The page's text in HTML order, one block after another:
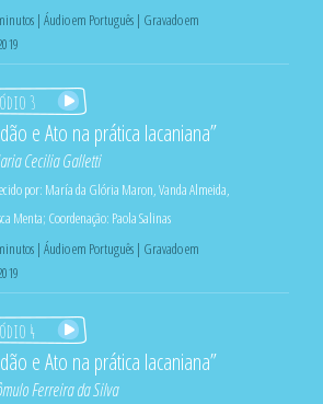
| Áudio em Português | Gravado em
3
e Ato na prática lacaniana”
Cecilia Galletti
por: María da Glória Maron Vanda Almeida
Menta; Coordenação: Paola Salinas
| Áudio em Português | Gravado em
4
e Ato na prática lacaniana”
Ferreira da Silva